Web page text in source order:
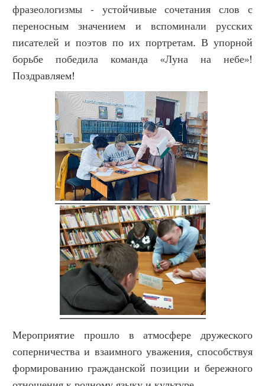
фразеологизмы - устойчивые сочетания слов с
переносным значением и вспоминали русских
писателей и поэтов по их портретам. В упорной
борьбе победила команда «Луна на небе»!
Поздравляем!
Мероприятие прошло в атмосфере дружеского
соперничества и взаимного уважения, способствуя
формированию гражданской позиции и бережного